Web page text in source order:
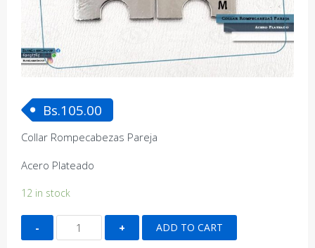
Bs.105.00
Collar Rompecabezas Pareja
Acero Plateado
12 in stock
Collar
Rompecabezas
ADD TO CART